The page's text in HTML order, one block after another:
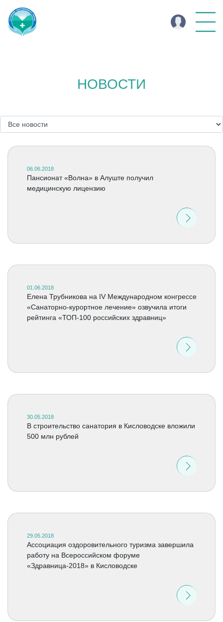
НОВОСТИ
06.06.2018
Пансионат «Волна» в Алуште получил
медицинскую лицензию
01.06.2018
Елена Трубникова на IV Международном конгрессе
«Санаторно-курортное лечение» озвучила итоги
рейтинга «ТОП-100 российских здравниц»
30.05.2018
В строительство санатория в Кисловодске вложили
500 млн рублей
29.05.2018
Ассоциация оздоровительного туризма завершила
работу на Всероссийском форуме
«Здравница-2018» в Кисловодске